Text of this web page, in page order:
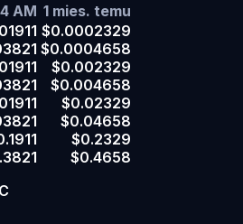
AM 1 mies. temu
$0.0002329
$0.0004658
$0.002329
$0.004658
$0.02329
$0.04658
$0.2329
$0.4658